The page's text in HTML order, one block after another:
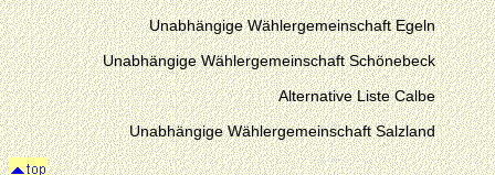
Unabhängige Wählergemeinschaft Egeln
Unabhängige Wählergemeinschaft Schönebeck
Alternative Liste Calbe
Unabhängige Wählergemeinschaft Salzland